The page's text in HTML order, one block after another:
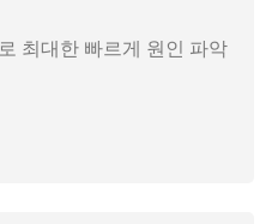
최대한 빠르게 원인 파악